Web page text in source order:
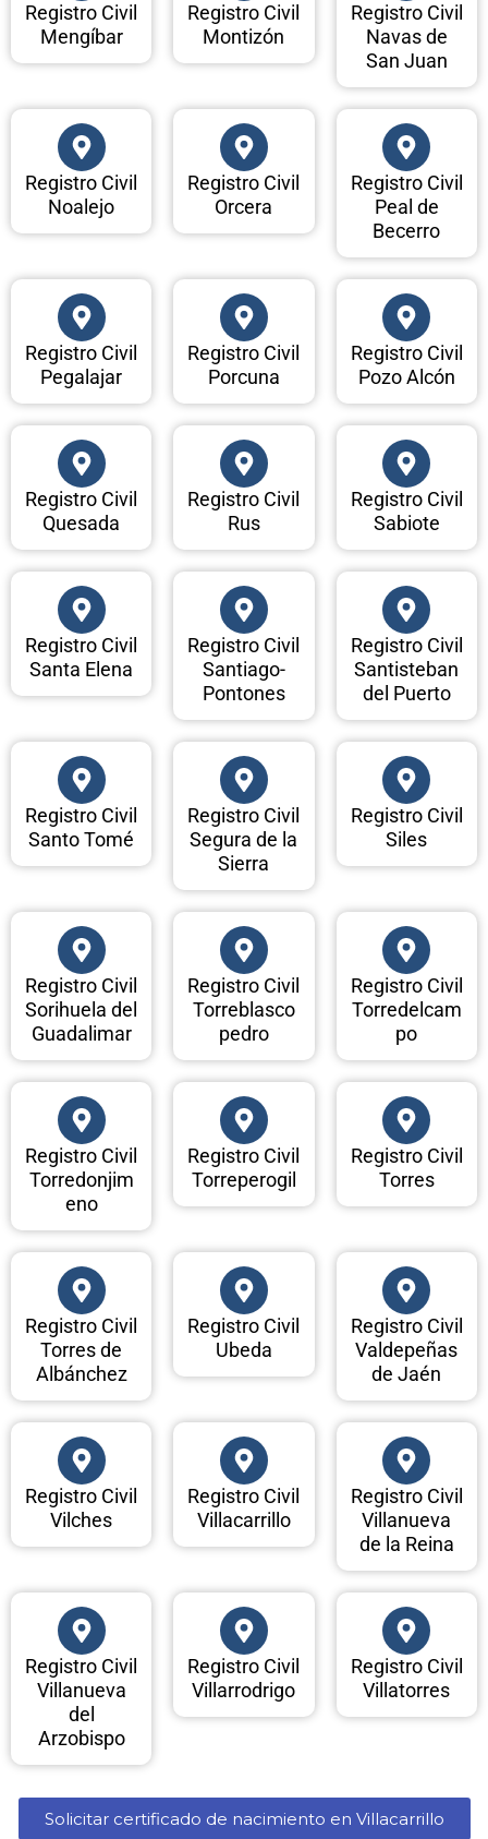
Registro Civil
Mengíbar
Registro Civil
Montizón
Registro Civil
Navas de
San Juan
Registro Civil
Noalejo
Registro Civil
Orcera
Registro Civil
Peal de
Becerro
Registro Civil
Pegalajar
Registro Civil
Porcuna
Registro Civil
Pozo Alcón
Registro Civil
Quesada
Registro Civil
Rus
Registro Civil
Sabiote
Registro Civil
Santa Elena
Registro Civil
Santiago-
Pontones
Registro Civil
Santisteban
del Puerto
Registro Civil
Santo Tomé
Registro Civil
Segura de la
Sierra
Registro Civil
Siles
Registro Civil
Sorihuela del
Guadalimar
Registro Civil
Torreblasco
pedro
Registro Civil
Torredelcam
po
Registro Civil
Torredonjim
eno
Registro Civil
Torreperogil
Registro Civil
Torres
Registro Civil
Torres de
Albánchez
Registro Civil
Ubeda
Registro Civil
Valdepeñas
de Jaén
Registro Civil
Vilches
Registro Civil
Villacarrillo
Registro Civil
Villanueva
de la Reina
Registro Civil
Villanueva
del
Arzobispo
Registro Civil
Villarrodrigo
Registro Civil
Villatorres
Solicitar certificado de nacimiento en Villacarrillo​